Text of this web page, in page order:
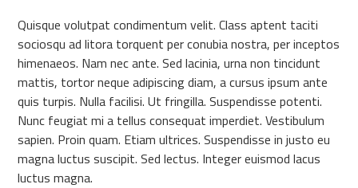
Quisque volutpat condimentum velit. Class aptent taciti
sociosqu ad litora torquent per conubia nostra, per inceptos
himenaeos. Nam nec ante. Sed lacinia, urna non tincidunt
mattis, tortor neque adipiscing diam, a cursus ipsum ante
quis turpis. Nulla facilisi. Ut fringilla. Suspendisse potenti.
Nunc feugiat mi a tellus consequat imperdiet. Vestibulum
sapien. Proin quam. Etiam ultrices. Suspendisse in justo eu
magna luctus suscipit. Sed lectus. Integer euismod lacus
luctus magna.